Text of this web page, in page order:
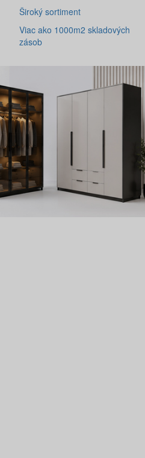
Široký sortiment
Viac ako 1000m2 skladových
zásob